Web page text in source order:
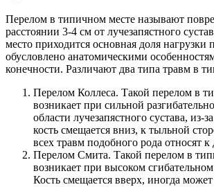
Перелом в типичном месте называют
расстоянии 3-4 см от лучезапястного
место приходится основная доля нагрузки
обусловлено анатомическими
конечности. Различают два типа травм в
Перелом Коллеса. Такой перелом в
возникает при сильной
области лучезапястного сустава, из-
кость смещается вниз, к тыльной
всех травм подобного рода относят
Перелом Смита. Такой перелом в
возникает при высоком
Кость смещается вверх, иногда